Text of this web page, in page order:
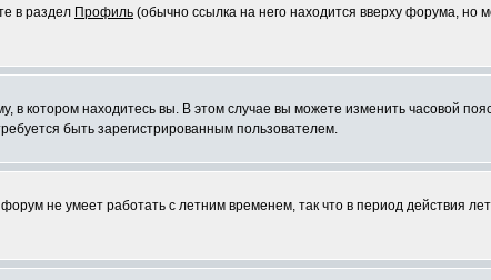
в раздел Профиль (обычно ссылка на него находится вверху форума, но
котором находитесь вы. В этом случае вы можете изменить часовой
быть зарегистрированным пользователем.
не умеет работать с летним временем, так что в период действия